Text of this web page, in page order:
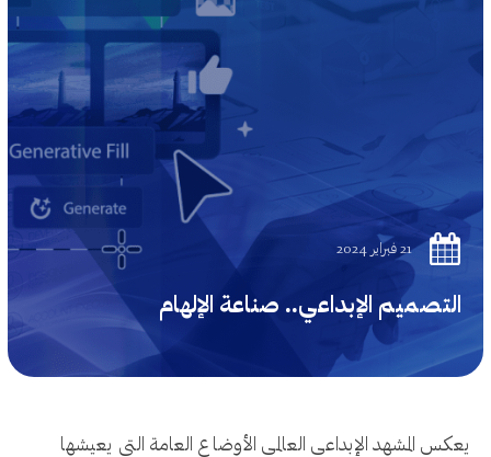
21 فبراير 2024
التصميم الإبداعي.. صناعة الإلهام
يعكس المشهد الإبداعي العالمي الأوضاع العامة التي يعيشها